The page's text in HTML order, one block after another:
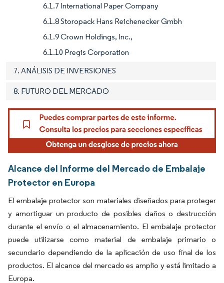
6.1.7 International Paper Company
6.1.8 Storopack Hans Reichenecker Gmbh
6.1.9 Crown Holdings, Inc.,
6.1.10 Pregis Corporation
7. ANÁLISIS DE INVERSIONES
8. FUTURO DEL MERCADO
Alcance del Informe del Mercado de Embalaje
Protector en Europa
El embalaje protector son materiales diseñados para proteger
y amortiguar un producto de posibles daños o destrucción
durante el envío o el almacenamiento. El embalaje protector
puede utilizarse como material de embalaje primario o
secundario dependiendo de la aplicación de uso final de los
productos. El alcance del mercado es amplio y está limitado a
Europa.